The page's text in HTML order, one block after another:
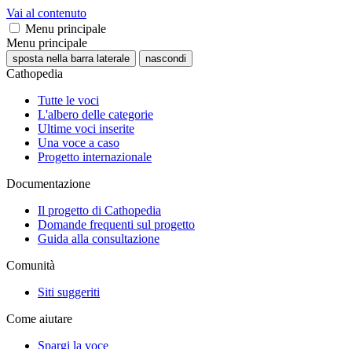
Vai al contenuto
Menu principale
Menu principale
sposta nella barra laterale nascondi
Cathopedia
Tutte le voci
L'albero delle categorie
Ultime voci inserite
Una voce a caso
Progetto internazionale
Documentazione
Il progetto di Cathopedia
Domande frequenti sul progetto
Guida alla consultazione
Comunità
Siti suggeriti
Come aiutare
Spargi la voce